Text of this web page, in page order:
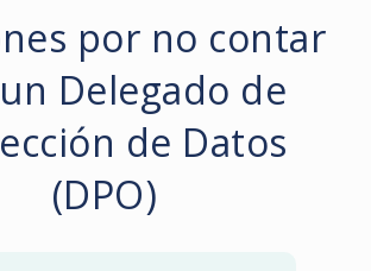
por no contar
Delegado de
de Datos
(DPO)